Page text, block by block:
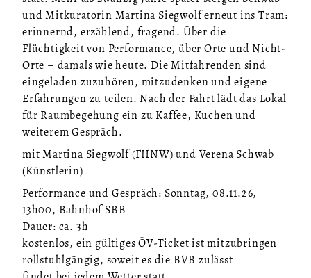
und Mitkuratorin Martina Siegwolf erneut ins Tram:
erinnernd, erzählend, fragend. Über die
Flüchtigkeit von Performance, über Orte und Nicht-
Orte – damals wie heute. Die Mitfahrenden sind
eingeladen zuzuhören, mitzudenken und eigene
Erfahrungen zu teilen. Nach der Fahrt lädt das Lokal
für Raumbegehung ein zu Kaffee, Kuchen und
weiterem Gespräch.
mit Martina Siegwolf (FHNW) und Verena Schwab
(Künstlerin)
Performance und Gespräch: Sonntag, 08.11.26,
13h00, Bahnhof SBB
Dauer: ca. 3h
kostenlos, ein gültiges ÖV-Ticket ist mitzubringen
rollstuhlgängig, soweit es die BVB zulässt